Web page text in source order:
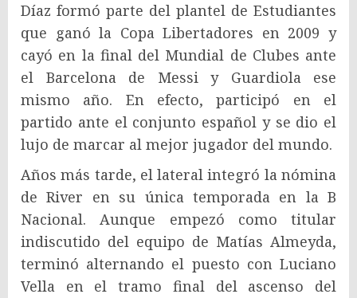
Díaz formó parte del plantel de Estudiantes
que ganó la Copa Libertadores en 2009 y
cayó en la final del Mundial de Clubes ante
el Barcelona de Messi y Guardiola ese
mismo año. En efecto, participó en el
partido ante el conjunto español y se dio el
lujo de marcar al mejor jugador del mundo.
Años más tarde, el lateral integró la nómina
de River en su única temporada en la B
Nacional. Aunque empezó como titular
indiscutido del equipo de Matías Almeyda,
terminó alternando el puesto con Luciano
Vella en el tramo final del ascenso del